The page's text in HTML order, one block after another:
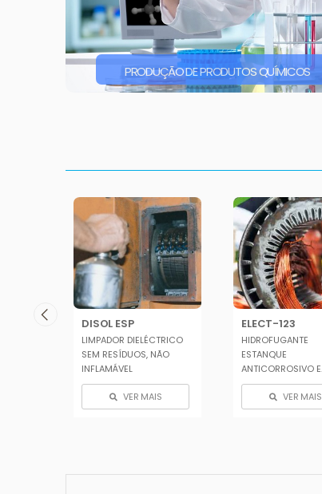
PRODUÇÃO DE PRODUTOS QUÍMICOS
DISOL ESP
LIMPADOR DIELÉCTRICO
SEM RESÍDUOS, NÃO
INFLAMÁVEL
VER MAIS
ELECT-123
HIDROFUGANTE
ESTANQUE
ANTICORROSIVO E
LUBRIFICANTE
EQUIPAMENTOS ...
VER MAIS